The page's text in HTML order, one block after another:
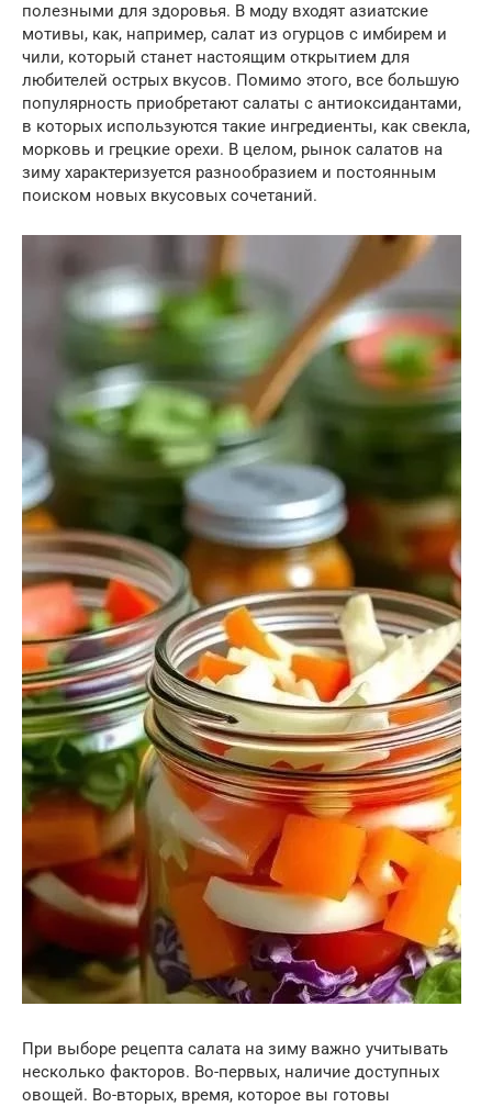
полезными для здоровья. В моду входят азиатские
мотивы, как, например, салат из огурцов с имбирем и
чили, который станет настоящим открытием для
любителей острых вкусов. Помимо этого, все большую
популярность приобретают салаты с антиоксидантами,
в которых используются такие ингредиенты, как свекла,
морковь и грецкие орехи. В целом, рынок салатов на
зиму характеризуется разнообразием и постоянным
поиском новых вкусовых сочетаний.
При выборе рецепта салата на зиму важно учитывать
несколько факторов. Во-первых, наличие доступных
овощей. Во-вторых, время, которое вы готовы